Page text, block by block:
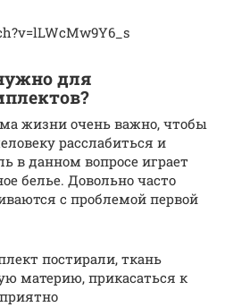
для
жизни очень важно, чтобы
расслабиться и
в данном вопросе играет
белье. Довольно часто
с проблемой первой
постирали, ткань
материю, прикасаться к